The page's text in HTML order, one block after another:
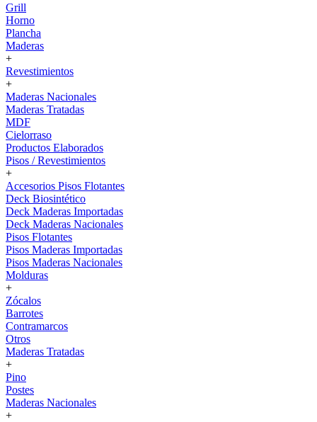
Grill
Horno
Plancha
Maderas
+
Revestimientos
+
Maderas Nacionales
Maderas Tratadas
MDF
Cielorraso
Productos Elaborados
Pisos / Revestimientos
+
Accesorios Pisos Flotantes
Deck Biosintético
Deck Maderas Importadas
Deck Maderas Nacionales
Pisos Flotantes
Pisos Maderas Importadas
Pisos Maderas Nacionales
Molduras
+
Zócalos
Barrotes
Contramarcos
Otros
Maderas Tratadas
+
Pino
Postes
Maderas Nacionales
+